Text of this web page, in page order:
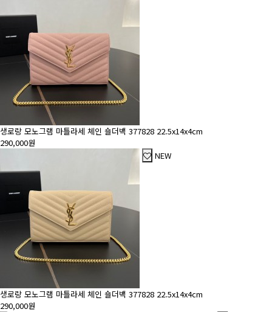
생로랑 모노그램 마틀라세 체인 숄더백 377828 22.5x14x4cm
290,000원
NEW
생로랑 모노그램 마틀라세 체인 숄더백 377828 22.5x14x4cm
290,000원